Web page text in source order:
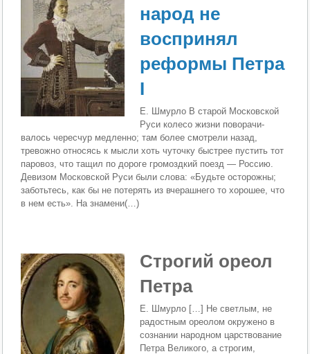
народ не
воспринял
реформы Петра
I
Е. Шмурло В старой Московской
Руси колесо жизни поворачи­
валось чересчур медленно; там более смотрели назад,
тревожно относясь к мысли хоть чуточку быстрее пус­тить тот
паровоз, что тащил по дороге громоздкий по­езд — Россию.
Девизом Московской Руси были слова: «Будьте осторожны;
заботьтесь, как бы не потерять из вчерашнего то хорошее, что
в нем есть». На знамени(…)
Строгий ореол
Петра
Е. Шмурло […] Не светлым, не
радостным ореолом окружено в
сознании народном царствование
Петра Великого, а строгим,